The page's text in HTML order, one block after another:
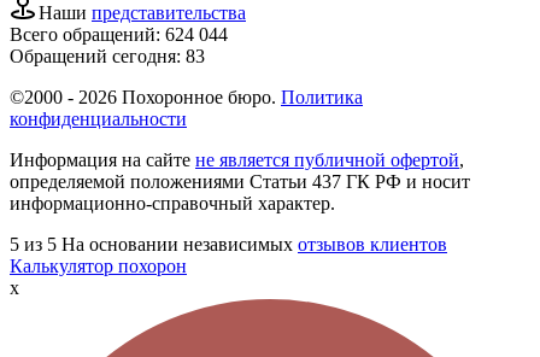
Наши представительства
Всего обращений: 624 044
Обращений сегодня: 83
©2000 - 2026 Похоронное бюро. Политика
конфиденциальности
Информация на сайте не является публичной офертой,
определяемой положениями Статьи 437 ГК РФ и носит
информационно-справочный характер.
5 из 5 На основании независимых отзывов клиентов
Калькулятор похорон
x